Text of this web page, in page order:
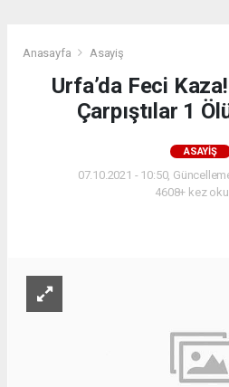
Anasayfa Asayiş
Urfa’da Feci
Çarpıştılar 1
ASAYIŞ
07.10.2021 - 10:50,
4608+ kez